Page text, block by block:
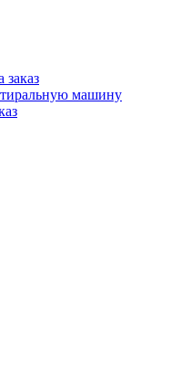
заказ
машину